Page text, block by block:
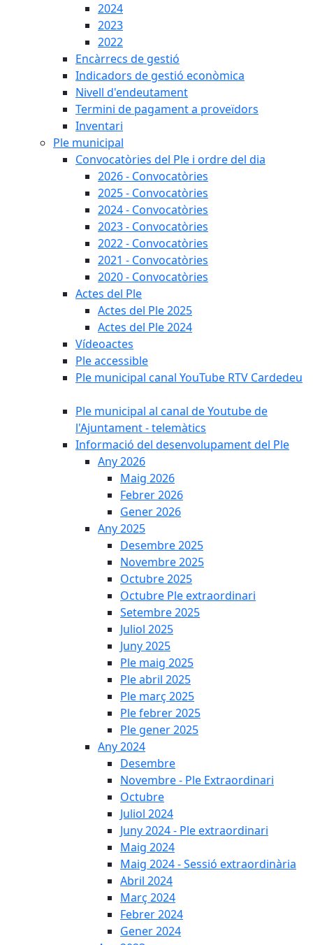
2024
2023
2022
Encàrrecs de gestió
Indicadors de gestió econòmica
Nivell d'endeutament
Termini de pagament a proveïdors
Inventari
Ple municipal
Convocatòries del Ple i ordre del dia
2026 - Convocatòries
2025 - Convocatòries
2024 - Convocatòries
2023 - Convocatòries
2022 - Convocatòries
2021 - Convocatòries
2020 - Convocatòries
Actes del Ple
Actes del Ple 2025
Actes del Ple 2024
Vídeoactes
Ple accessible
Ple municipal canal YouTube RTV Cardedeu
Ple municipal al canal de Youtube de
l'Ajuntament - telemàtics
Informació del desenvolupament del Ple
Any 2026
Maig 2026
Febrer 2026
Gener 2026
Any 2025
Desembre 2025
Novembre 2025
Octubre 2025
Octubre Ple extraordinari
Setembre 2025
Juliol 2025
Juny 2025
Ple maig 2025
Ple abril 2025
Ple març 2025
Ple febrer 2025
Ple gener 2025
Any 2024
Desembre
Novembre - Ple Extraordinari
Octubre
Juliol 2024
Juny 2024 - Ple extraordinari
Maig 2024
Maig 2024 - Sessió extraordinària
Abril 2024
Març 2024
Febrer 2024
Gener 2024